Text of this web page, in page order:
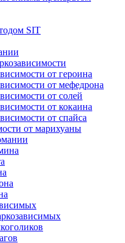
SIT
от героина
от мефедрона
от солей
от кокаина
от спайса
от марихуаны